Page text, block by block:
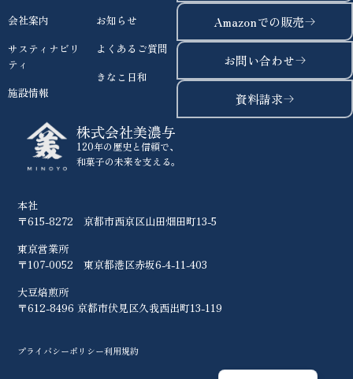
株式会社美濃与
120年の歴史と信頼で、
和菓子の未来を支える。
本社
〒615-8272 京都市西京区山田畑田町13-5
東京営業所
〒107-0052 東京都港区赤坂6-4-11-403
大豆焙煎所
〒612-8496 京都市伏見区久我西出町13-119
プライバシーポリシー利用規約
会社案内
サスティナビリ
ティ
施設情報
お知らせ
よくあるご質問
きなこ日和
Amazonでの販売
お問い合わせ
資料請求